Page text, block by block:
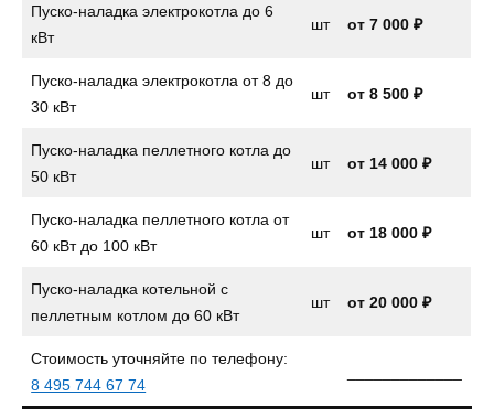
Пуско-наладка электрокотла до 6
кВт
шт от 7 000 ₽
Пуско-наладка электрокотла от 8 до
30 кВт
шт от 8 500 ₽
Пуско-наладка пеллетного котла до
50 кВт
шт от 14 000 ₽
Пуско-наладка пеллетного котла от
60 кВт до 100 кВт
шт от 18 000 ₽
Пуско-наладка котельной с
пеллетным котлом до 60 кВт
шт от 20 000 ₽
Стоимость уточняйте по телефону:
8 495 744 67 74